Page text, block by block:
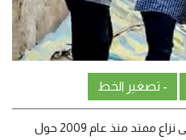
- تصغير الخط
تعود أزمة كنيسة العذراء برشيد إلى نزاع ممتد منذ عام 2009 حول